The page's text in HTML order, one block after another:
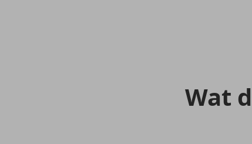
Wat